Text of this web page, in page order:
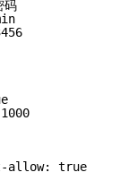
码
allow: true